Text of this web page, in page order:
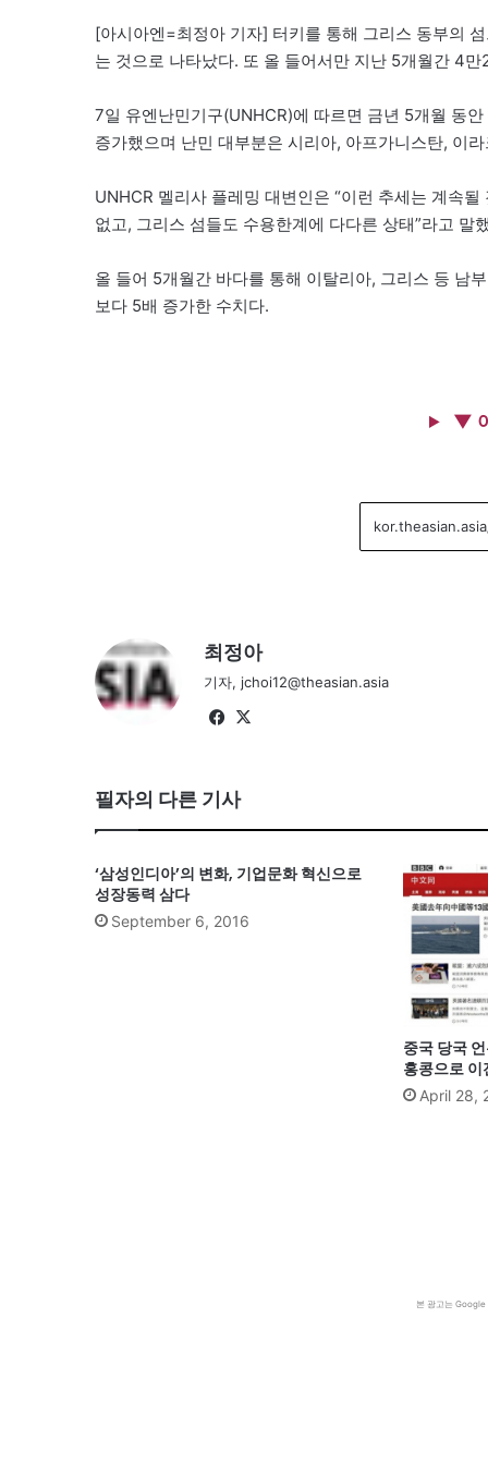
[아시아엔=최정아 기자] 터키를 통해 그리스 동부의
는 것으로 나타났다. 또 올 들어서만 지난 5개월간 4
7일 유엔난민기구(UNHCR)에 따르면 금년 5개월 동
증가했으며 난민 대부분은 시리아, 아프가니스탄, 이
UNHCR 멜리사 플레밍 대변인은 “이런 추세는 계속
없고, 그리스 섬들도 수용한계에 다다른 상태”라고 말
올 들어 5개월간 바다를 통해 이탈리아, 그리스 등 남
보다 5배 증가한 수치다.
▼
최정아
기자, jchoi12@theasian.asia
Fa
ok
필자의 다른 기사
‘삼성인디아’의 변화, 기업문화 혁신으로
성장동력 삼다
September 6, 2016
중국 당국 언
홍콩으로 이
April 28,
본 광고는 Google